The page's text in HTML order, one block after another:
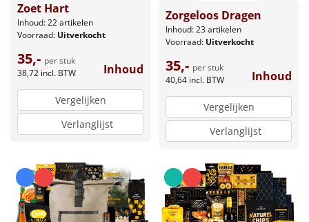
Zoet Hart
Inhoud: 22 artikelen
Voorraad: Uitverkocht
35,- per stuk
38,72 incl. BTW Inhoud
Vergelijken
Verlanglijst
Zorgeloos Dragen
Inhoud: 23 artikelen
Voorraad: Uitverkocht
35,- per stuk
40,64 incl. BTW Inhoud
Vergelijken
Verlanglijst